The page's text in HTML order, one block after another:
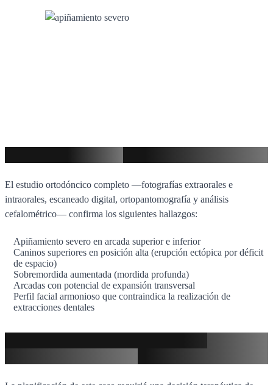
El estudio ortodóncico completo —fotografías extraorales e
intraorales, escaneado digital, ortopantomografía y análisis
cefalométrico— confirma los siguientes hallazgos:
Apiñamiento severo en arcada superior e inferior
Caninos superiores en posición alta (erupción ectópica por déficit
de espacio)
Sobremordida aumentada (mordida profunda)
Arcadas con potencial de expansión transversal
Perfil facial armonioso que contraindica la realización de
extracciones dentales